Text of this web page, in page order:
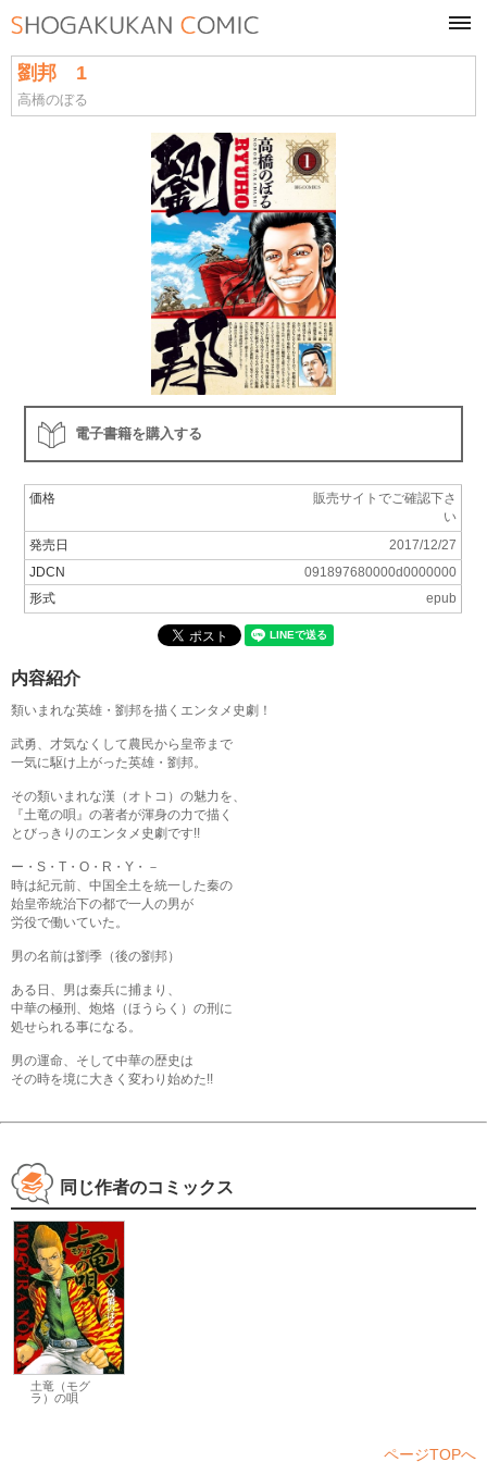
劉邦 1
高橋のぼる
電子書籍を購入する
価格
販売サイトでご確認下さ
い
発売日
2017/12/27
JDCN
091897680000d0000000
形式
epub
内容紹介
類いまれな英雄・劉邦を描くエンタメ史劇！
武勇、才気なくして農民から皇帝まで
一気に駆け上がった英雄・劉邦。
その類いまれな漢（オトコ）の魅力を、
『土竜の唄』の著者が渾身の力で描く
とびっきりのエンタメ史劇です!!
ー・S・T・O・R・Y・－
時は紀元前、中国全土を統一した秦の
始皇帝統治下の都で一人の男が
労役で働いていた。
男の名前は劉季（後の劉邦）
ある日、男は秦兵に捕まり、
中華の極刑、炮烙（ほうらく）の刑に
処せられる事になる。
男の運命、そして中華の歴史は
その時を境に大きく変わり始めた!!
同じ作者のコミックス
土竜（モグ
ラ）の唄
ページTOPへ